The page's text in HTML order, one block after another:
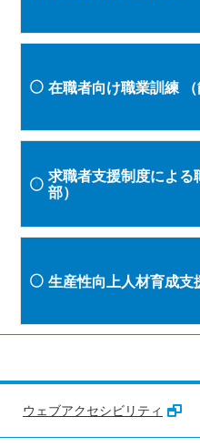
在職者向け職業訓練
求職者支援制度による
部）
生産性向上人材育成支
ウェブアクセシビリティ